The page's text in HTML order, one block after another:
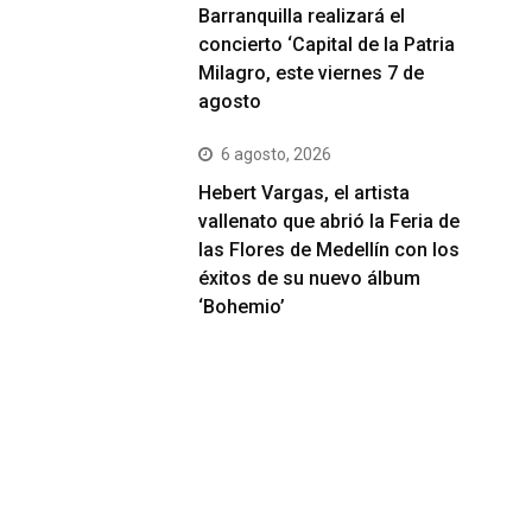
Barranquilla realizará el
concierto ‘Capital de la Patria
Milagro, este viernes 7 de
agosto
6 agosto, 2026
Hebert Vargas, el artista
vallenato que abrió la Feria de
las Flores de Medellín con los
éxitos de su nuevo álbum
‘Bohemio’